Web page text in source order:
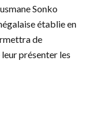
Sonko
établie en
de
présenter les